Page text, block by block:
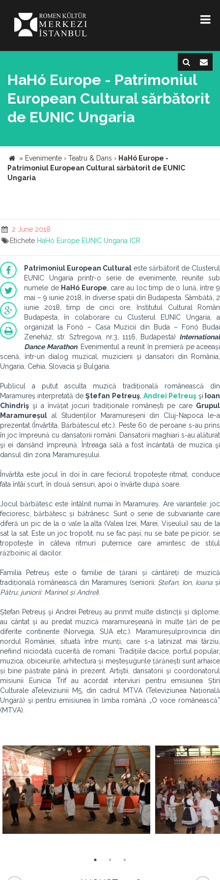
HaHó Europe - Patrimoniul
European Cultural sărbătorit
de EUNIC Ungaria
» Evenimente › Teatru & Dans › HaHó Europe -
Patrimoniul European Cultural sărbătorit de EUNIC
Ungaria
2 June 2018
Etichete HaHó Europe EUNIC Ungaria ICR
Patrimoniul European Cultural este sărbătorit de Clusterul
EUNIC Ungaria printr-o serie de evenimente, reunite sub
numele de HaHó Europe , care au loc timp de o lună, între 9
mai – 9 iunie 2018, în diverse spații din Budapesta. Sâmbătă, 2
iunie 2018, timp de cinci ore, Institutul Cultural Român
Budapesta, în colaborare cu Clusterul EUNIC Ungaria, a
organizat la Fonó – Casa Muzicii din Buda – Fonó Budai
Zeneház, str. Sztregova, nr.3, 1116, Budapesta) International
Dance Marathon. Evenimentul a reunit în premieră pe aceeași
scenă, într-un dialog muzical, muzicieni şi dansatori din România,
Ungaria, Cehia, Slovacia şi Bulgaria.
Publicul a putut asculta muzică tradițională românească din
Maramureș interpretată deŞtefan Petreuş, Andrei Petreuşşi Ioan
Chindriş şi a învățat jocuri tradiționale românești pe care Grupul
Maramureșul al Studenților Maramureșeni din Cluj-Napoca le-a
prezentat (Învârtita, Bărbătescul etc.). Peste 60 de peroane s-au prins
în joc împreună cu dansatorii români. Dansatorii maghiari s-au alăturat
şi ei dansând împreună. Întreaga sală a fost încântată de muzica şi
dansul din zona Maramureșului.
Învârtita este jocul în doi în care feciorul tropotește ritmat, conduce
fata întâi scurt, în două sensuri, apoi o învârte după soare.
Jocul bărbătesc este întâlnit numai în Maramureș. Are variantele: joc
fecioresc, bărbătesc și bătrânesc. Sunt o serie de subvariante care
diferă un pic de la o vale la alta (Valea Izei, Marei, Vișeului) sau de la
sat la sat. Este un joc tropotit, nu se fac pași, nu se bate pe picior, se
tropotește în câteva ritmuri puternice care amintesc de stilul
războinic al dacilor.
Familia Petreuș este o familie de țărani și cântăreți de muzică
tradițională românească din Maramureș (seniorii: Ștefan, Ion, Ioana și
Pătru; juniorii: Marinel și Andrei).
Ștefan Petreuș şi Andrei Petreuș au primit multe distincții și diplome,
au cântat și au predat muzică maramureșeană în multe țări de pe
diferite continente (Norvegia, SUA etc.). Maramureșulprovincia din
nordul României, situată între munți, care s-a latinizat mai târziu,
nefiind niciodată cucerită de romani. Tradițiile dacice, portul popular,
muzica, obiceiurile, arhitectura și meșteșugurile țărănești sunt arhaice
și bine păstrate până în prezent. Artiştii, dansatorii şi coordonatorul
misiunii Eunicia Trif au acordat interviuri pentru emisiunea Știri
Culturale aTeleviziunii M5, din cadrul MTVA (Televiziunea Națională
Ungară) şi pentru emisiunea în limba română „O voce românească”
(MTVA).